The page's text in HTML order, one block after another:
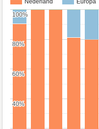
Nederland Europa
40%
40%
60%
60%
80%
80%
100%
100%